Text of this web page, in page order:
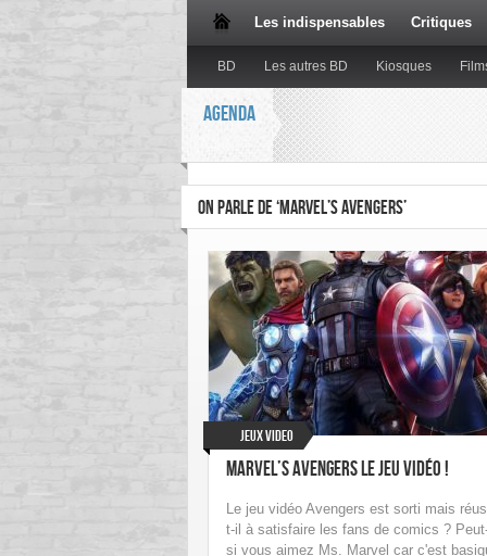
Les indispensables Critiques
BD Les autres BD Kiosques
AGENDA
ON PARLE DE ‘MARVEL’S AVENGERS’
Jeux Video
Marvel’s Avengers Le jeu vidéo !
Le jeu vidéo Avengers est sorti mais
t-il à satisfaire les fans de comics ?
si vous aimez Ms. Marvel car c'est